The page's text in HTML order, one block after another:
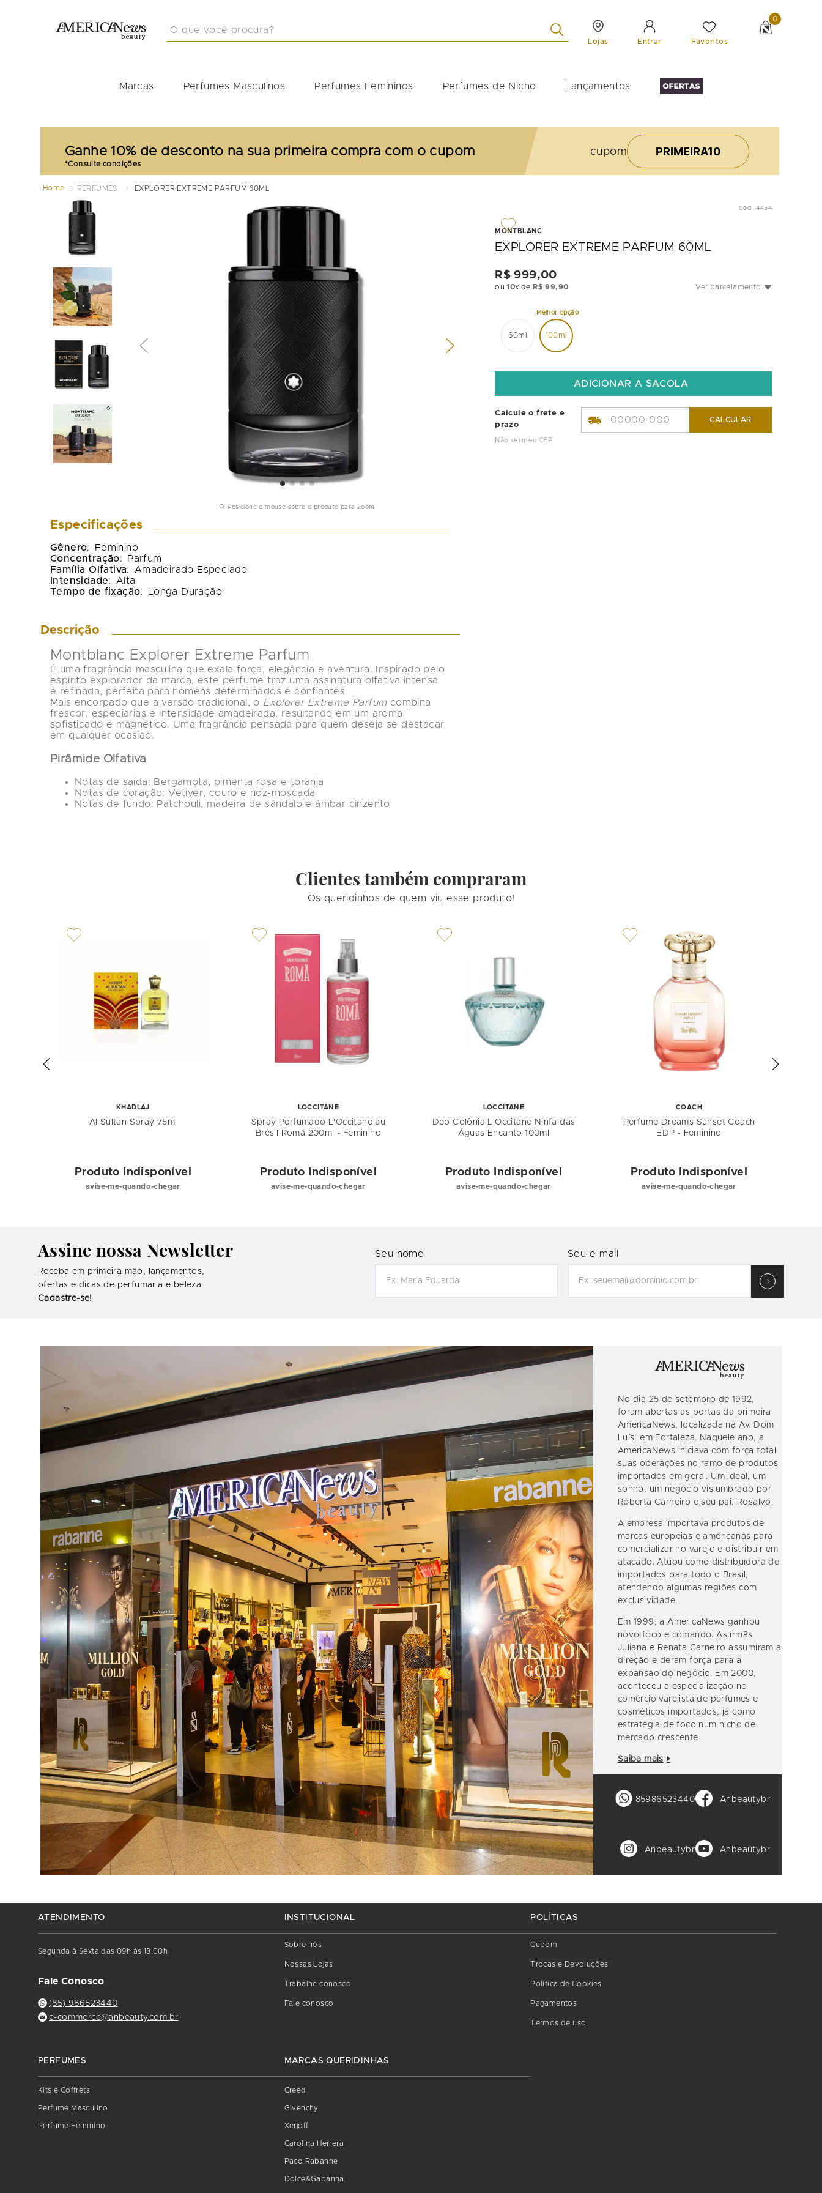
5 º
carolina herrera
Lojas Entrar Favoritos
0
Marcas Perfumes Masculinos Perfumes Femininos Perfumes de Nicho Lançamentos
Ganhe 10% de desconto na sua primeira compra com o cupom cupom PRIMEIRA10
Home PERFUMES EXPLORER EXTREME PARFUM 60ML
Posicione o mouse sobre o produto para Zoom
Especificações
Gênero:
Feminino
Concentração:
Parfum
Família Olfativa:
Amadeirado Especiado
Intensidade:
Alta
Tempo de fixação: Longa Duração
Descrição
Montblanc Explorer Extreme Parfum
É uma fragrância masculina que exala força, elegância e aventura. Inspirado pelo
espírito explorador da marca, este perfume traz uma assinatura olfativa intensa
e refinada, perfeita para homens determinados e confiantes.
Mais encorpado que a versão tradicional, o Explorer Extreme Parfum combina
frescor, especiarias e intensidade amadeirada, resultando em um aroma
sofisticado e magnético. Uma fragrância pensada para quem deseja se destacar
em qualquer ocasião.
Pirâmide Olfativa
Notas de saída: Bergamota, pimenta rosa e toranja
Notas de coração: Vetiver, couro e noz-moscada
Notas de fundo: Patchouli, madeira de sândalo e âmbar cinzento
Cod. :4454
MONTBLANC
EXPLORER EXTREME PARFUM 60ML
R$ 999,00
ou10x de R$ 99,90 Ver parcelamento
60ml 100ml
Calcule o frete e
prazo
Não sei meu CEP
CALCULAR
Clientes também compraram
Os queridinhos de quem viu esse produto!
KHADLAJ
Al Sultan Spray 75ml
Produto Indisponível
avise-me-quando-chegar
LOCCITANE
Spray Perfumado L'Occitane au
Brésil Romã 200ml - Feminino
Produto Indisponível
avise-me-quando-chegar
LOCCITANE
Deo Colônia L'Occitane Ninfa das
Águas Encanto 100ml
Produto Indisponível
avise-me-quando-chegar
COACH
Perfume Dreams Sunset Coach
EDP - Feminino
Produto Indisponível
avise-me-quando-chegar
Assine nossa Newsletter
Receba em primeira mão, lançamentos,
ofertas e dicas de perfumaria e beleza.
Cadastre-se!
Seu nome Seu e-mail
No dia 25 de setembro de 1992,
foram abertas as portas da primeira
AmericaNews, localizada na Av. Dom
Luís, em Fortaleza. Naquele ano, a
AmericaNews iniciava com força total
suas operações no ramo de produtos
importados em geral. Um ideal, um
sonho, um negócio vislumbrado por
Roberta Carneiro e seu pai, Rosalvo.
A empresa importava produtos de
marcas europeias e americanas para
comercializar no varejo e distribuir em
atacado. Atuou como distribuidora de
importados para todo o Brasil,
atendendo algumas regiões com
exclusividade.
Em 1999, a AmericaNews ganhou
novo foco e comando. As irmãs
Juliana e Renata Carneiro assumiram a
direção e deram força para a
expansão do negócio. Em 2000,
aconteceu a especialização no
comércio varejista de perfumes e
cosméticos importados, já como
estratégia de foco num nicho de
mercado crescente.
Saiba mais
85986523440 Anbeautybr
Anbeautybr Anbeautybr
ATENDIMENTO
Segunda à Sexta das 09h às 18:00h
Fale Conosco
(85) 986523440
e-commerce@anbeauty.com.br
INSTITUCIONAL
Sobre nós
Nossas Lojas
Trabalhe conosco
Fale conosco
POLÍTICAS
Cupom
Trocas e Devoluções
Política de Cookies
Pagamentos
Termos de uso
PERFUMES
Kits e Coffrets
Perfume Masculino
Perfume Feminino
MARCAS QUERIDINHAS
Creed
Givenchy
Xerjoff
Carolina Herrera
Paco Rabanne
Dolce&Gabanna